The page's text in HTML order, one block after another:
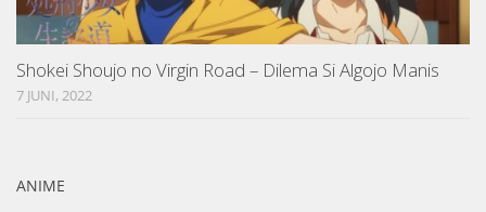
Shokei Shoujo no Virgin Road – Dilema Si Algojo Manis
7 JUNI, 2022
ANIME